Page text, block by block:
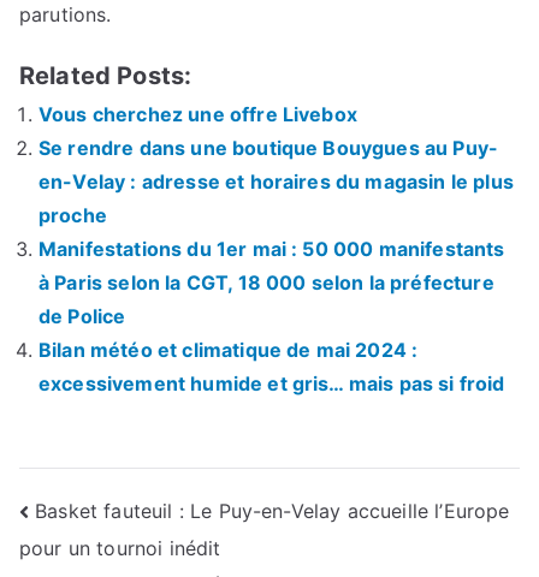
parutions.
Related Posts:
Vous cherchez une offre Livebox
Se rendre dans une boutique Bouygues au Puy-
en-Velay : adresse et horaires du magasin le plus
proche
Manifestations du 1er mai : 50 000 manifestants
à Paris selon la CGT, 18 000 selon la préfecture
de Police
Bilan météo et climatique de mai 2024 :
excessivement humide et gris… mais pas si froid
Navigation
de
Basket fauteuil : Le Puy-en-Velay accueille l’Europe
pour un tournoi inédit